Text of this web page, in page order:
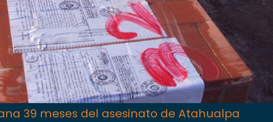
39 meses del asesinato de Atahualpa